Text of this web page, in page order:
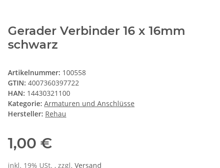
Gerader Verbinder 16 x 16mm
schwarz
Artikelnummer: 100558
GTIN: 4007360397722
HAN: 14430321100
Kategorie: Armaturen und Anschlüsse
Hersteller: Rehau
1,00 €
inkl. 19% USt. , zzgl. Versand